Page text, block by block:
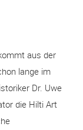
aus der
lange im
Dr. Uwe
die Hilti Art